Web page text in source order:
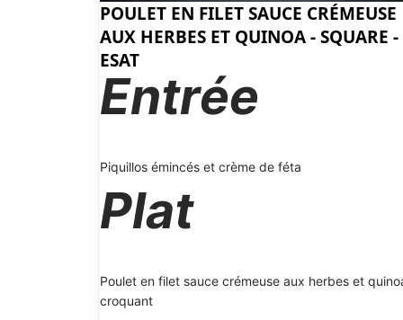
POULET EN FILET SAUCE CRÉMEUSE
AUX HERBES ET QUINOA - SQUARE -
ESAT
Entrée
Piquillos émincés et crème de féta
Plat
Poulet en filet sauce crémeuse aux herbes et
croquant